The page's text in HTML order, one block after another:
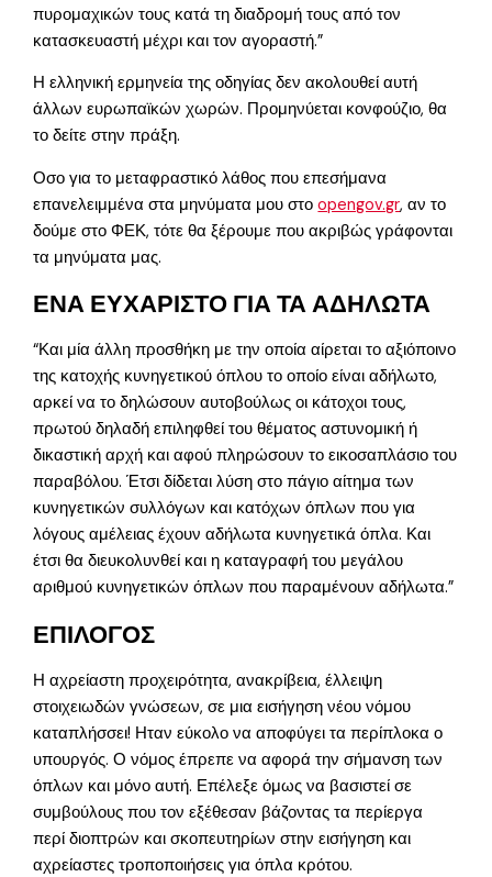
πυρομαχικών τους κατά τη διαδρομή τους από τον
κατασκευαστή μέχρι και τον αγοραστή.”
Η ελληνική ερμηνεία της οδηγίας δεν ακολουθεί αυτή
άλλων ευρωπαϊκών χωρών. Προμηνύεται κονφούζιο, θα
το δείτε στην πράξη.
Οσο για το μεταφραστικό λάθος που επεσήμανα
επανελειμμένα στα μηνύματα μου στοopengov.gr, αν το
δούμε στο ΦΕΚ, τότε θα ξέρουμε που ακριβώς γράφονται
τα μηνύματα μας.
ΕΝΑ ΕΥΧΑΡΙΣΤΟ ΓΙΑ ΤΑ ΑΔΗΛΩΤΑ
“Και μία άλλη προσθήκη με την οποία αίρεται το αξιόποινο
της κατοχής κυνηγετικού όπλου το οποίο είναι αδήλωτο,
αρκεί να το δηλώσουν αυτοβούλως οι κάτοχοι τους,
πρωτού δηλαδή επιληφθεί του θέματος αστυνομική ή
δικαστική αρχή και αφού πληρώσουν το εικοσαπλάσιο του
παραβόλου. Έτσι δίδεται λύση στο πάγιο αίτημα των
κυνηγετικών συλλόγων και κατόχων όπλων που για
λόγους αμέλειας έχουν αδήλωτα κυνηγετικά όπλα. Και
έτσι θα διευκολυνθεί και η καταγραφή του μεγάλου
αριθμού κυνηγετικών όπλων που παραμένουν αδήλωτα.”
ΕΠΙΛΟΓΟΣ
Η αχρείαστη προχειρότητα, ανακρίβεια, έλλειψη
στοιχειωδών γνώσεων, σε μια εισήγηση νέου νόμου
καταπλήσσει! Ηταν εύκολο να αποφύγει τα περίπλοκα ο
υπουργός. Ο νόμος έπρεπε να αφορά την σήμανση των
όπλων και μόνο αυτή. Επέλεξε όμως να βασιστεί σε
συμβούλους που τον εξέθεσαν βάζοντας τα περίεργα
περί διοπτρών και σκοπευτηρίων στην εισήγηση και
αχρείαστες τροποποιήσεις για όπλα κρότου.